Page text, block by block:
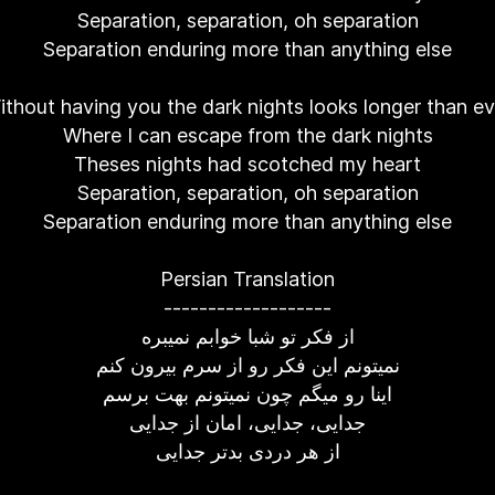
Separation, separation, oh separation
Separation enduring more than anything else
having you the dark nights looks longer than
Where I can escape from the dark nights
Theses nights had scotched my heart
Separation, separation, oh separation
Separation enduring more than anything else
Persian Translation
-------------------
از فکر تو شبا خوابم نمیبره
نمیتونم این فکر رو از سرم بیرون کنم
اینا رو میگم چون نمیتونم بهت برسم
جدایی، جدایی، امان از جدایی
از هر دردی بدتر جدایی